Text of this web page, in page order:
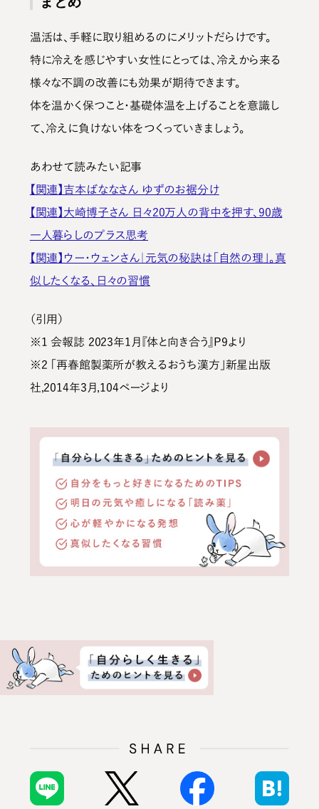
温活は、手軽に取り組めるのにメリットだらけです。
特に冷えを感じやすい女性にとっては、冷えから来る
様々な不調の改善にも効果が期待できます。
体を温かく保つこと・基礎体温を上げることを意識し
て、冷えに負けない体をつくっていきましょう。
あわせて読みたい記事
【関連】吉本ばななさん ゆずのお裾分け
【関連】大崎博子さん 日々20万人の背中を押す、90歳
一人暮らしのプラス思考
【関連】ウー・ウェンさん｜元気の秘訣は「自然の理」。真
似したくなる、日々の習慣
（引用）
※1 会報誌 2023年1月『体と向き合う』P9より
※2 「再春館製薬所が教えるおうち漢方」新星出版
社,2014年3月,104ページより